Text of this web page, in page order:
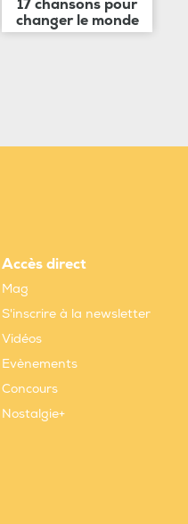
17 chansons pour
changer le monde
Accès direct
Mag
S'inscrire à la newsletter
Vidéos
Evènements
Concours
Nostalgie+